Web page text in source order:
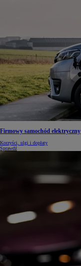
Firmowy samochód elektryczny
Korzyści, ulgi i dopłaty
Sprawdź